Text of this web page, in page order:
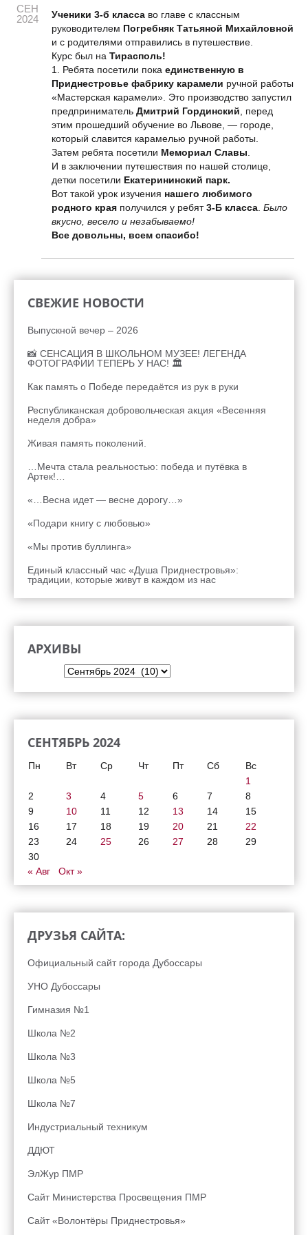
СЕН
2024
Ученики 3-б класса во главе с классным
руководителем Погребняк Татьяной Михайловной
и с родителями отправились в путешествие.
Курс был на Тирасполь!
1. Ребята посетили пока единственную в
Приднестровье фабрику карамели ручной работы
«Мастерская карамели». Это производство запустил
предприниматель Дмитрий Гординский , перед
этим прошедший обучение во Львове, — городе,
который славится карамелью ручной работы.
Затем ребята посетили Мемориал Славы
И в заключении путешествия по нашей столице,
детки посетили Екатерининский парк.
Вот такой урок изучения нашего любимого
родного края получился у ребят3-Б класса Было
вкусно, весело и незабываемо!
Все довольны, всем спасибо!
СВЕЖИЕ НОВОСТИ
Выпускной вечер – 2026
📸 СЕНСАЦИЯ В ШКОЛЬНОМ МУЗЕЕ! ЛЕГЕНДА
ФОТОГРАФИИ ТЕПЕРЬ У НАС! 🏛
Как память о Победе передаётся из рук в руки
Республиканская добровольческая акция «Весенняя
неделя добра»
Живая память поколений.
…Мечта стала реальностью: победа и путёвка в
Артек!…
«…Весна идет — весне дорогу…»
«Подари книгу с любовью»
«Мы против буллинга»
Единый классный час «Душа Приднестровья»:
традиции, которые живут в каждом из нас
АРХИВЫ
СЕНТЯБРЬ 2024
Пн Вт Ср Чт Пт Сб
Вс
1
2
3 4 5 6 7
8
9
10 11 12 13 14
15
16
17 18 19 20 21
22
23
24 25 26 27 28
29
30
« Авг
Окт »
ДРУЗЬЯ САЙТА:
Официальный сайт города Дубоссары
УНО Дубоссары
Гимназия №1
Школа №2
Школа №3
Школа №5
Школа №7
Индустриальный техникум
ДДЮТ
ЭлЖур ПМР
Сайт Министерства Просвещения ПМР
Сайт «Волонтёры Приднестровья»